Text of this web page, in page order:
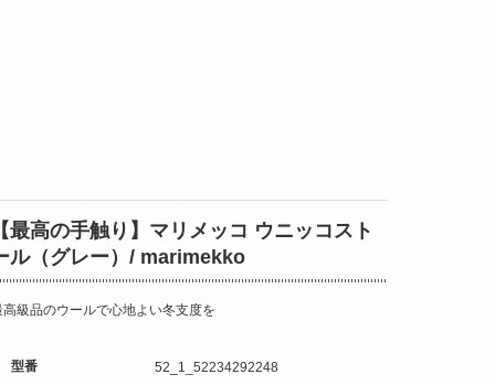
最高の手触り】マリメッコ ウニッコスト
ル（グレー）/ marimekko
高級品のウールで心地よい冬支度を
型番 52_1_52234292248